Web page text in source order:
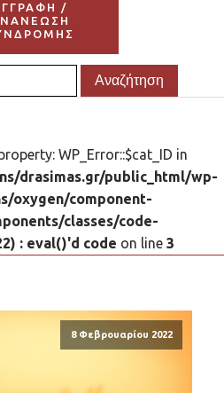
/
WP_Error::$cat_ID in
drasimas.gr/public_html/wp-
oxygen/component-
classes/code-
: eval()'d code on line 3
8 Φεβρουαρίου 2022